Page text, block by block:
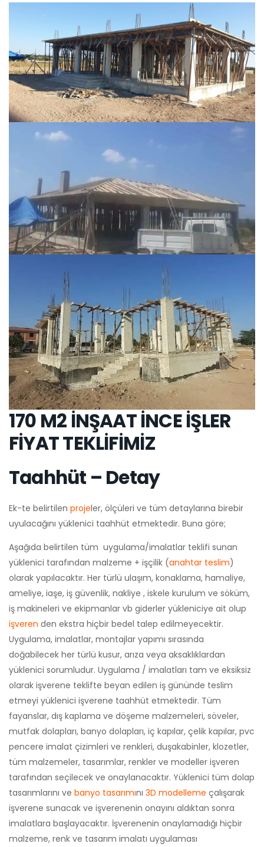
170 M2 İNŞAAT İNCE İŞLER
FİYAT TEKLİFİMİZ
Taahhüt – Detay
Ek-te belirtilen projeler, ölçüleri ve tüm detaylarına birebir
uyulacağını yüklenici taahhüt etmektedir. Buna göre;
Aşağıda belirtilen tüm uygulama/imalatlar teklifi sunan
yüklenici tarafından malzeme + işçilik (anahtar teslim)
olarak yapılacaktır. Her türlü ulaşım, konaklama, hamaliye,
ameliye, iaşe, iş güvenlik, nakliye , iskele kurulum ve söküm,
iş makineleri ve ekipmanlar vb giderler yükleniciye ait olup
işveren den ekstra hiçbir bedel talep edilmeyecektir.
Uygulama, imalatlar, montajlar yapımı sırasında
doğabilecek her türlü kusur, arıza veya aksaklıklardan
yüklenici sorumludur. Uygulama / imalatları tam ve eksiksiz
olarak işverene teklifte beyan edilen iş gününde teslim
etmeyi yüklenici işverene taahhüt etmektedir. Tüm
fayanslar, dış kaplama ve döşeme malzemeleri, söveler,
mutfak dolapları, banyo dolapları, iç kapılar, çelik kapılar, pvc
pencere imalat çizimleri ve renkleri, duşakabinler, klozetler,
tüm malzemeler, tasarımlar, renkler ve modeller işveren
tarafından seçilecek ve onaylanacaktır. Yüklenici tüm dolap
tasarımlarını ve banyo tasarımını 3D modelleme çalışarak
işverene sunacak ve işverenenin onayını aldıktan sonra
imalatlara başlayacaktır. İşverenenin onaylamadığı hiçbir
malzeme, renk ve tasarım imalatı uygulaması